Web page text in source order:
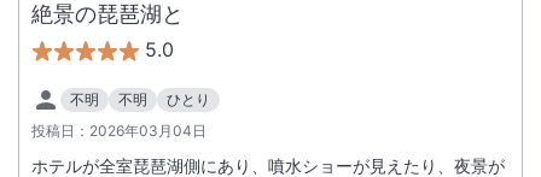
絶景の琵琶湖と
5.0
不明 不明
ひとり
投稿日： 2026年03月04日
ホテルが全室琵琶湖側にあり、噴水ショーが見えたり、夜景が